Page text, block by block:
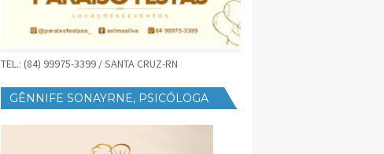
TEL.: (84) 99975-3399 / SANTA CRUZ-RN
GÊNNIFE SONAYRNE, PSICÓLOGA